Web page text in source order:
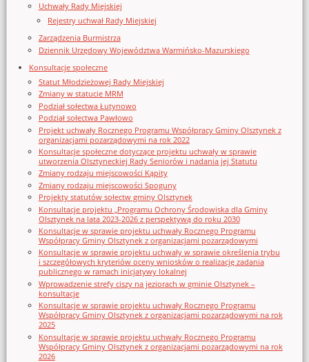
Uchwały Rady Miejskiej
Rejestry uchwał Rady Miejskiej
Zarządzenia Burmistrza
Dziennik Urzędowy Województwa Warmińsko-Mazurskiego
Konsultacje społeczne
Statut Młodzieżowej Rady Miejskiej
Zmiany w statucie MRM
Podział sołectwa Łutynowo
Podział sołectwa Pawłowo
Projekt uchwały Rocznego Programu Współpracy Gminy Olsztynek z
organizacjami pozarządowymi na rok 2022
Konsultacje społeczne dotyczące projektu uchwały w sprawie
utworzenia Olsztyneckiej Rady Seniorów i nadania jej Statutu
Zmiany rodzaju miejscowości Kąpity
Zmiany rodzaju miejscowości Spoguny
Projekty statutów sołectw gminy Olsztynek
Konsultacje projektu „Programu Ochrony Środowiska dla Gminy
Olsztynek na lata 2023-2026 z perspektywą do roku 2030
Konsultacje w sprawie projektu uchwały Rocznego Programu
Współpracy Gminy Olsztynek z organizacjami pozarządowymi
Konsultacje w sprawie projektu uchwały w sprawie określenia trybu
i szczegółowych kryteriów oceny wniosków o realizację zadania
publicznego w ramach inicjatywy lokalnej
Wprowadzenie strefy ciszy na jeziorach w gminie Olsztynek –
konsultacje
Konsultacje w sprawie projektu uchwały Rocznego Programu
Współpracy Gminy Olsztynek z organizacjami pozarządowymi na rok
2025
Konsultacje w sprawie projektu uchwały Rocznego Programu
Współpracy Gminy Olsztynek z organizacjami pozarządowymi na rok
2026